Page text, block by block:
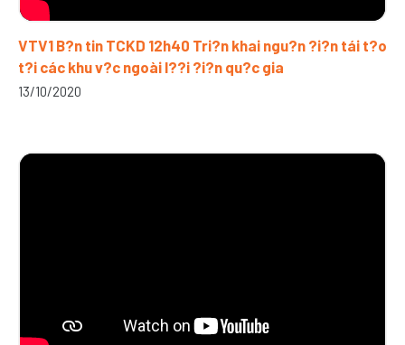
VTV1 B?n tin TCKD 12h40 Tri?n khai ngu?n ?i?n tái t?o
t?i các khu v?c ngoài l??i ?i?n qu?c gia
13/10/2020